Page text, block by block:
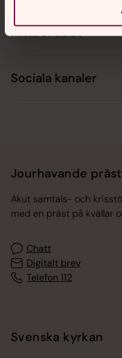
Hitta snabbt
Sociala kanaler
Jourhavande präst
Akut samtals- och
med en präst på kvällar
Chatt
Digitalt brev
Telefon 112
Svenska kyrkan